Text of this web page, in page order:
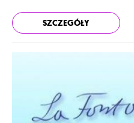
SZCZEGÓŁY